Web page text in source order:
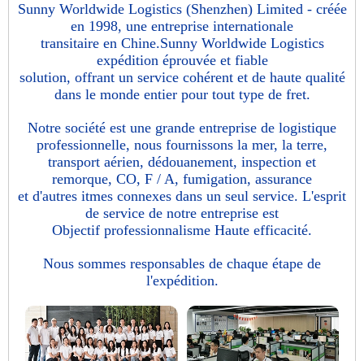
Sunny Worldwide Logistics (Shenzhen) Limited - créée
en 1998, une entreprise internationale
transitaire en Chine.Sunny Worldwide Logistics
expédition éprouvée et fiable
solution, offrant un service cohérent et de haute qualité
dans le monde entier pour tout type de fret.
Notre société est une grande entreprise de logistique
professionnelle, nous fournissons la mer, la terre,
transport aérien, dédouanement, inspection et
remorque, CO, F / A, fumigation, assurance
et d'autres itmes connexes dans un seul service. L'esprit
de service de notre entreprise est
Objectif professionnalisme Haute efficacité.
Nous sommes responsables de chaque étape de
l'expédition.